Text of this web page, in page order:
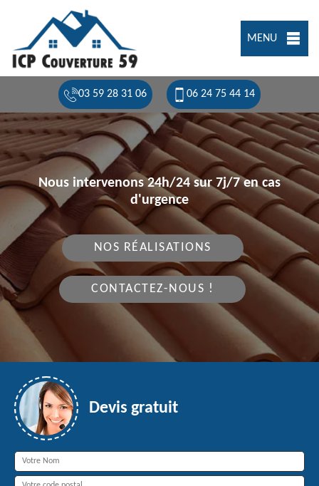
MENU
03 59 28 31 06 06 24 75 44 14
Nous intervenons 24h/24 sur 7j/7 en cas
d'urgence
NOS RÉALISATIONS
CONTACTEZ-NOUS !
Devis gratuit